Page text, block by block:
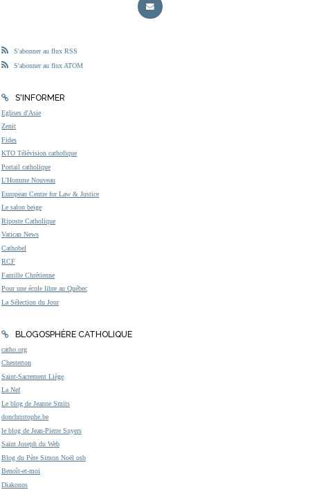
S'abonner au flux RSS
S'abonner au flux ATOM
S'INFORMER
Eglises d'Asie
Zenit
Fides
KTO Télévision catholique
Portail catholique
L'Homme Nouveau
European Centre for Law & Justice
Le salon beige
Riposte Catholique
Vatican News
Cathobel
RCF
Famille Chrétienne
Pour une école libre au Québec
La Sélection du Jour
BLOGOSPHÈRE CATHOLIQUE
catho.org
Chesterton
Saint-Sacrement Liège
La Nef
Le blog de Jeanne Smits
donchristophe.be
le blog de Jean-Pierre Snyers
Saint Joseph du Web
Blog du Père Simon Noël osb
Benoît-et-moi
Diakonos